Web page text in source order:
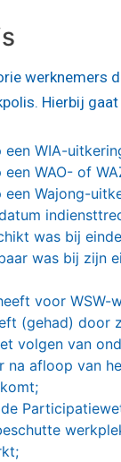
werknemers
Hierbij
WIA-
WAO- of
Wajong-
was bij
was bij zijn
voor WSW-
(gehad) door
volgen van
na afloop van